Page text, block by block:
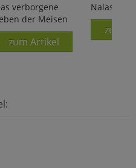
verborgene
der Meisen
zum Artikel
Nalas Welt
zum